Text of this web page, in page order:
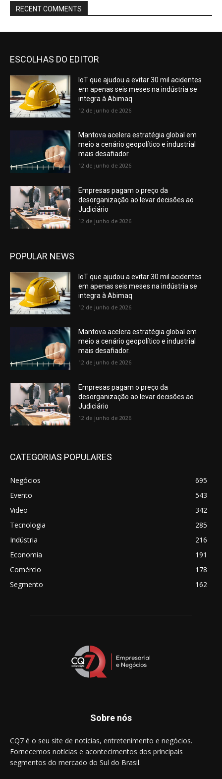
RECENT COMMENTS
ESCOLHAS DO EDITOR
IoT que ajudou a evitar 30 mil acidentes
em apenas seis meses na indústria se
integra à Abimaq
12 de junho de 2026
Mantova acelera estratégia global em
meio a cenário geopolítico e industrial
mais desafiador.
12 de junho de 2026
Empresas pagam o preço da
desorganização ao levar decisões ao
Judiciário
12 de junho de 2026
POPULAR NEWS
IoT que ajudou a evitar 30 mil acidentes
em apenas seis meses na indústria se
integra à Abimaq
12 de junho de 2026
Mantova acelera estratégia global em
meio a cenário geopolítico e industrial
mais desafiador.
12 de junho de 2026
Empresas pagam o preço da
desorganização ao levar decisões ao
Judiciário
12 de junho de 2026
CATEGORIAS POPULARES
Negócios
695
Evento
543
Video
342
Tecnologia
285
Indústria
216
Economia
191
Comércio
178
Segmento
162
Sobre nós
CQ7 é o seu site de notícias, entretenimento e negócios.
Fornecemos notícias e acontecimentos dos principais
segmentos do mercado do Sul do Brasil.